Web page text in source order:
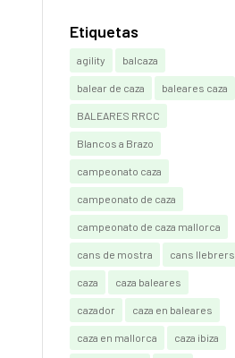
Etiquetas
agility balcaza
balear de caza baleares caza
BALEARES RRCC
Blancos a Brazo
campeonato caza
campeonato de caza
campeonato de caza mallorca
cans de mostra cans llebrers
caza caza baleares
cazador caza en baleares
caza en mallorca caza ibiza